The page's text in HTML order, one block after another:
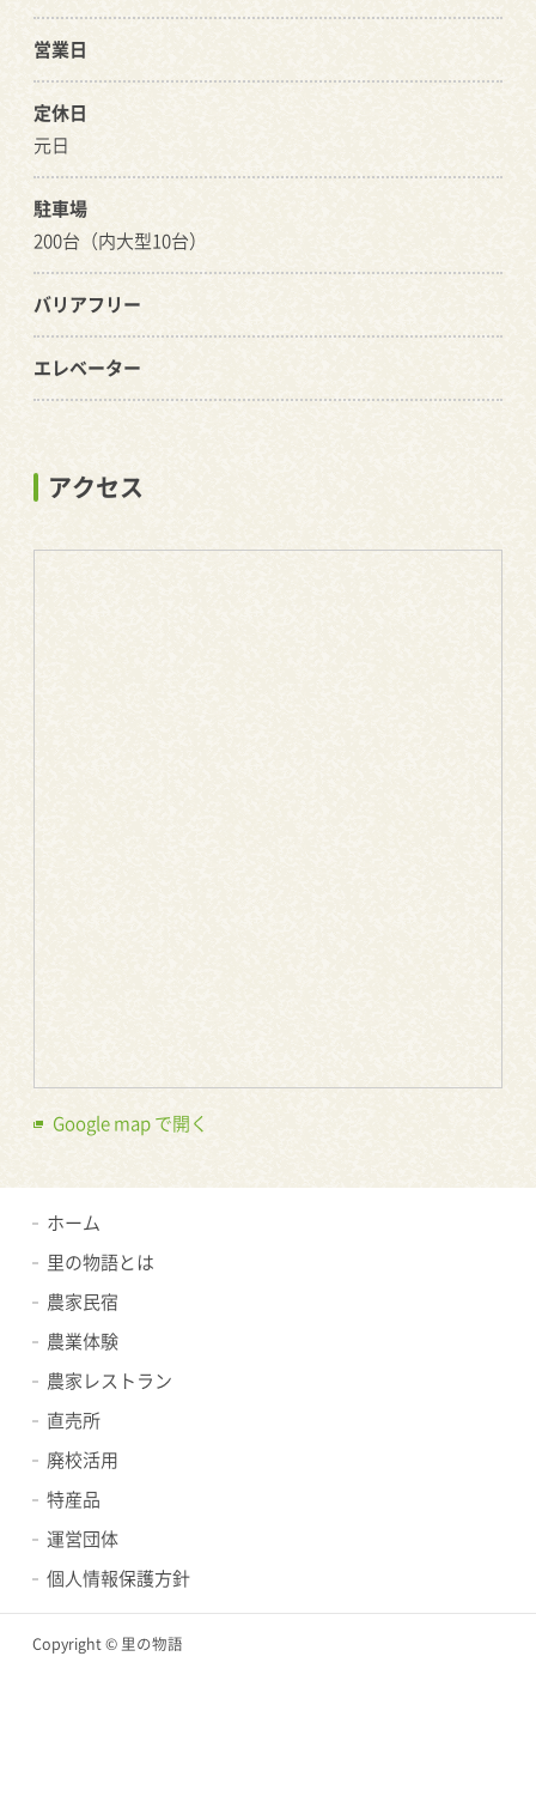
営業日
定休日
元日
駐車場
200台（内大型10台）
バリアフリー
エレベーター
アクセス
Google map で開く
ホーム
里の物語とは
農家民宿
農業体験
農家レストラン
直売所
廃校活用
特産品
運営団体
個人情報保護方針
Copyright © 里の物語